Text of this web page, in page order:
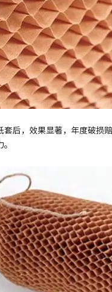
套后，效果显著，年度破损